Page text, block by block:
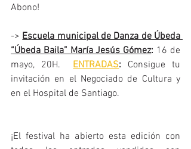
Abono!
-> Escuela municipal de Danza de Úbeda
“Úbeda Baila” María Jesús Gómez: 16 de
mayo, 20H. ENTRADAS: Consigue tu
invitación en el Negociado de Cultura y
en el Hospital de Santiago.
¡El festival ha abierto esta edición con